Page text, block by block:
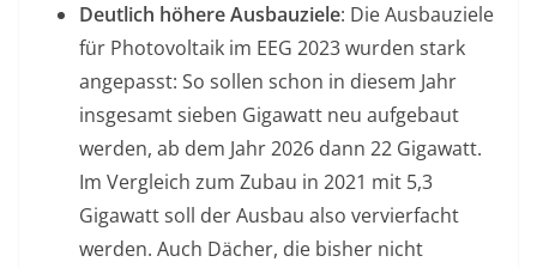
Deutlich höhere Ausbauziele: Die Ausbauziele
für Photovoltaik im EEG 2023 wurden stark
angepasst: So sollen schon in diesem Jahr
insgesamt sieben Gigawatt neu aufgebaut
werden, ab dem Jahr 2026 dann 22 Gigawatt.
Im Vergleich zum Zubau in 2021 mit 5,3
Gigawatt soll der Ausbau also vervierfacht
werden. Auch Dächer, die bisher nicht